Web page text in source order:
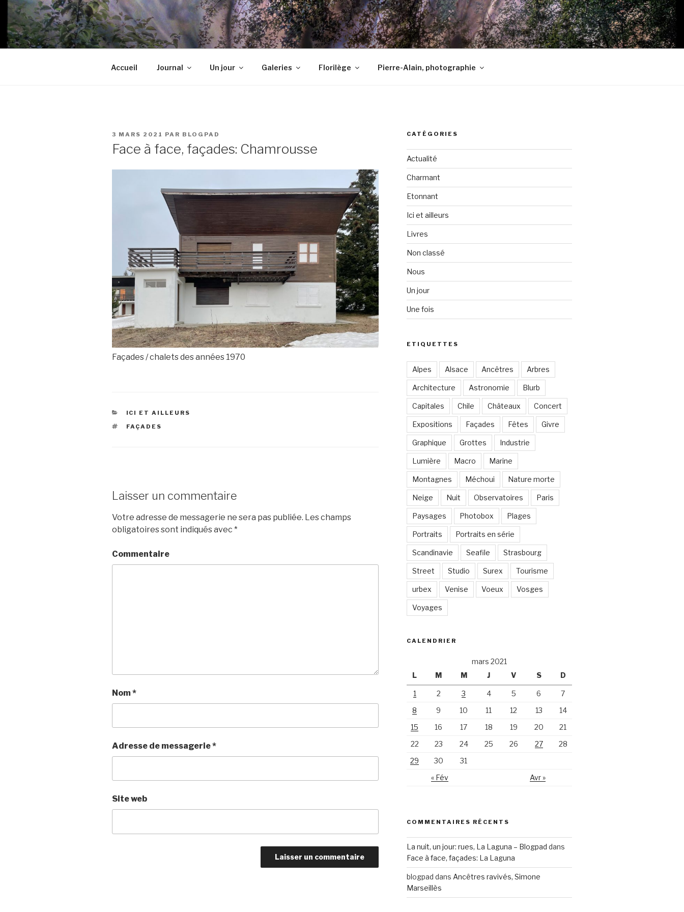
Aller
contenu
principal
BLOGPAD
Accueil Journal Un jour Galeries Florilège Pierre-Alain, photographie
PUBLIÉ
LE
3 MARS 2021 PAR BLOGPAD
Face à face, façades: Chamrousse
Façades / chalets des années 1970
CATÉGORIES
ICI ET AILLEURS
ÉTIQUETTES
FAÇADES
Laisser un commentaire
Votre adresse de messagerie ne sera pas publiée. Les champs
obligatoires sont indiqués avec *
Commentaire
Nom*
Adresse de messagerie*
Site web
CATÉGORIES
Actualité
Charmant
Etonnant
Ici et ailleurs
Livres
Non classé
Nous
Un jour
Une fois
ETIQUETTES
Alpes Alsace Ancêtres Arbres
Architecture Astronomie Blurb
Capitales Chile Châteaux Concert
Expositions Façades Fêtes Givre
Graphique Grottes Industrie
Lumière Macro Marine
Montagnes Méchoui Nature morte
Neige Nuit Observatoires Paris
Paysages Photobox Plages
Portraits Portraits en série
Scandinavie Seafile Strasbourg
Street Studio Surex Tourisme
urbex Venise Voeux Vosges
Voyages
CALENDRIER
mars 2021
L
M M J V S D
« Fév Avr »
1 2 3 4 5 6
7
8
9 10 11 12 13
14
15
16 17 18 19 20
21
22
23 24 25 26 27
28
29
30 31
COMMENTAIRES RÉCENTS
La nuit, un jour: rues, La Laguna – Blogpad dans
Face à face, façades: La Laguna
blogpad dans Ancêtres ravivés, Simone
Marseillès